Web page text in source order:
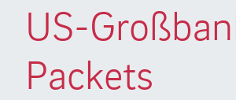
US-
Packets
Umweltschutz
Forschung und Lehre